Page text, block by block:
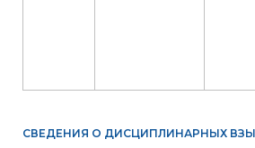
СВЕДЕНИЯ О ДИСЦИПЛИНАРНЫХ